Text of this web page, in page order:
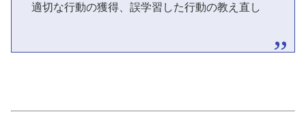
適切な行動の獲得、誤学習した行動の教え直し